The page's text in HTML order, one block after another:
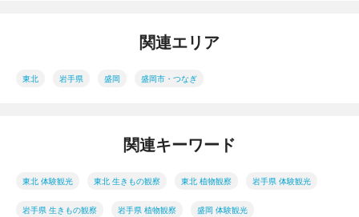
関連エリア
東北 岩手県 盛岡 盛岡市・つなぎ
関連キーワード
東北 体験観光 東北 生きもの観察 東北 植物観察 岩手県 体験観光
岩手県 生きもの観察 岩手県 植物観察 盛岡 体験観光